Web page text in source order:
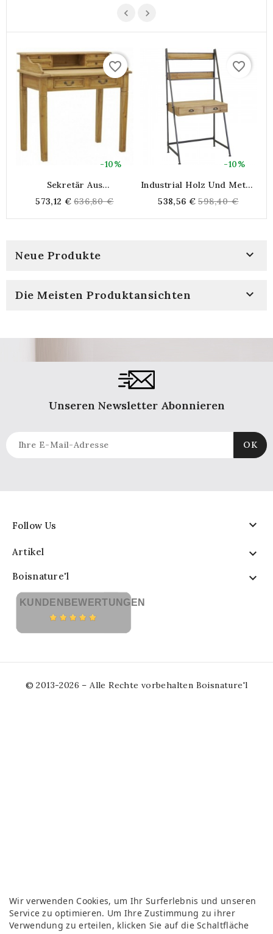
-10%
favorite_border
Sekretär Aus
573,12 € Regular
price
636,80 €
-10%
favorite_border
Industrial Holz Und Metall
Mit 2 Regalen Und 2
Integrierten
538,56 € Regular
price
598,40 €
Neue Produkte 
Die Meisten Produktansichten 
Unseren Newsletter Abonnieren
Follow Us 
Artikel 
Boisnature'l 
Wir verwenden Cookies, um Ihr Surferlebnis und unseren
Service zu optimieren. Um Ihre Zustimmung zu ihrer
Verwendung zu erteilen, klicken Sie auf die Schaltfläche
KUNDENBEWERTUNGEN
© 2013-2026 – Alle Rechte vorbehalten Boisnature'l